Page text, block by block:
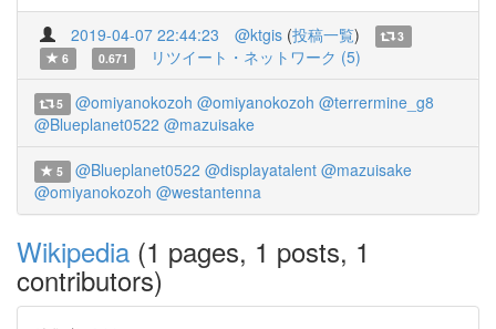
2019-04-07 22:44:23 @ktgis (投稿一覧)
3
6
0.671 リツイート・ネットワーク (5)
5 @omiyanokozoh @omiyanokozoh @terrermine_g8
@Blueplanet0522 @mazuisake
5 @Blueplanet0522 @displayatalent @mazuisake
@omiyanokozoh @westantenna
Wikipedia (1 pages, 1 posts, 1
contributors)